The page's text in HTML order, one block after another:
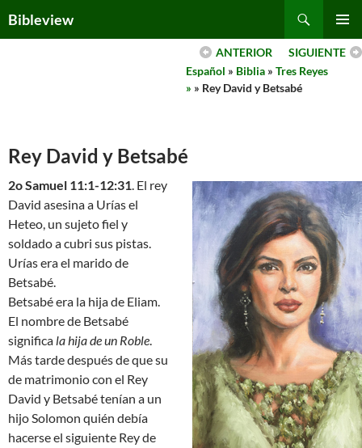
toBibleview
MENU
SIGUIENTE
ANTERIOR
Español » Biblia » Tres Reyes
» » Rey David y Betsabé
Rey David y Betsabé
2o Samuel 11:1-12:31. El rey
David asesina a Urías el
Heteo, un sujeto fiel y
soldado a cubri sus pistas.
Urías era el marido de
Betsabé.
Betsabé era la hija de Eliam.
El nombre de Betsabé
significa la hija de un Roble.
Más tarde después de que su
de matrimonio con el Rey
David y Betsabé tenían a un
hijo Solomon quién debía
hacerse el siguiente Rey de